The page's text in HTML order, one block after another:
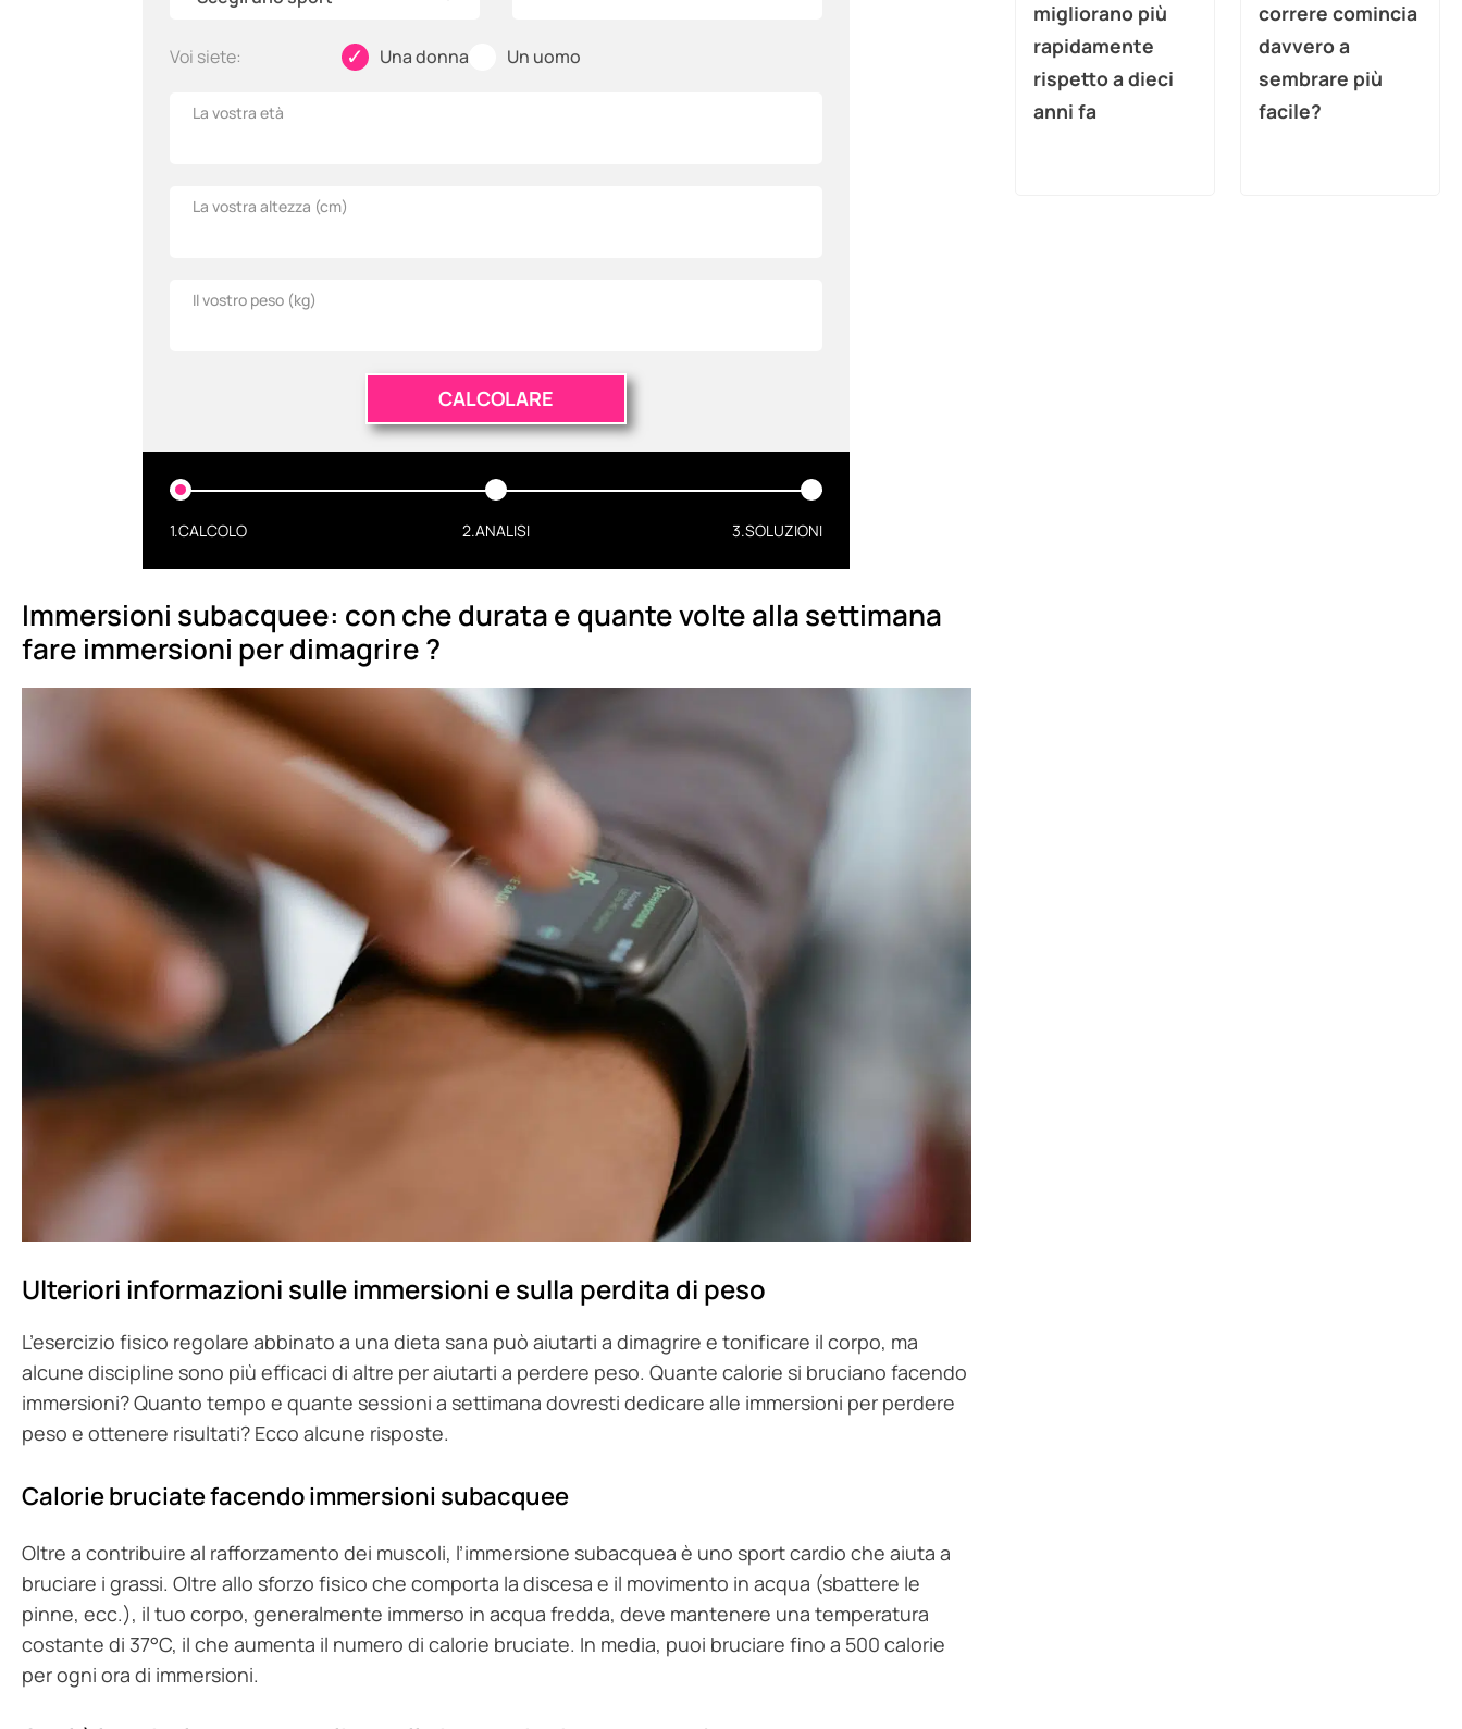
Voi siete: ✓ Una donna Un uomo
La vostra età
La vostra altezza (cm)
Il vostro peso (kg)
CALCOLARE
1.CALCOLO 2.ANALISI 3.SOLUZIONI
Immersioni subacquee: con che durata e quante volte alla settimana
fare immersioni per dimagrire ?
Ulteriori informazioni sulle immersioni e sulla perdita di peso
L’esercizio fisico regolare abbinato a una dieta sana può aiutarti a dimagrire e tonificare il corpo, ma
alcune discipline sono più efficaci di altre per aiutarti a perdere peso. Quante calorie si bruciano facendo
immersioni? Quanto tempo e quante sessioni a settimana dovresti dedicare alle immersioni per perdere
peso e ottenere risultati? Ecco alcune risposte.
Calorie bruciate facendo immersioni subacquee
Oltre a contribuire al rafforzamento dei muscoli, l’immersione subacquea è uno sport cardio che aiuta a
bruciare i grassi. Oltre allo sforzo fisico che comporta la discesa e il movimento in acqua (sbattere le
pinne, ecc.), il tuo corpo, generalmente immerso in acqua fredda, deve mantenere una temperatura
costante di 37°C, il che aumenta il numero di calorie bruciate. In media, puoi bruciare fino a 500 calorie
per ogni ora di immersioni.
migliorano più
rapidamente
rispetto a dieci
anni fa
correre comincia
davvero a
sembrare più
facile?